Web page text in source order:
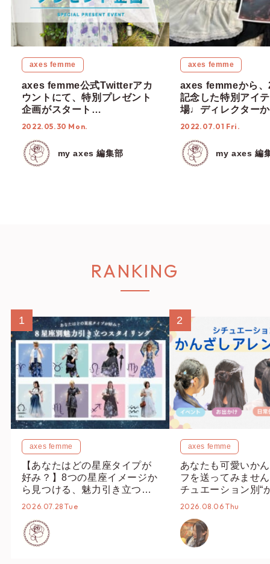
axes femme
axes femme公式Twitterアカ
ウントにて、特別プレゼント
企画がスタート
♡【5/30~6/5】
2022.05.30 Mon.
my axes 編集部
axes femme
axes femmeから
記念した特別アイ
場♩ディレクター
ントまでご紹介♩
2022.07.01 Fri.
my axes 編
RANKING
1
axes femme
【あなたはどの星座タイプが
好み？】8つの星座イメージか
ら見つける、魅力引き立つス
タイリング♡
2026.07.28 Tue
2
axes femme
あなたも可愛いか
フを送ってみませ
チュエーション別“
オススメ【ショッ
2026.08.06 Thu